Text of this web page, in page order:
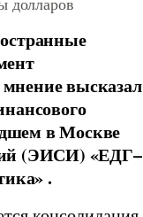
высказал
в Москве
(ЭИСИ) «ЕДГ–
.